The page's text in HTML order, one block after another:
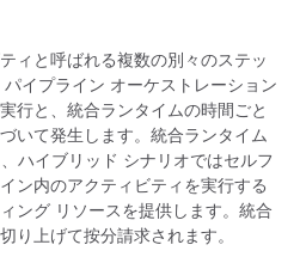
ィと呼ばれる複数の別々のステッ
イプライン オーケストレーション
行と、統合ランタイムの時間ごと
いて発生します。統合ランタイム
ハイブリッド シナリオではセルフ
ン内のアクティビティを実行する
ング リソースを提供します。統合
り上げて按分請求されます。